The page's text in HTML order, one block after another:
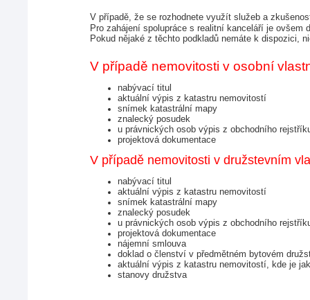
V případě, že se rozhodnete využít služeb a
Pro zahájení spolupráce s realitní kanceláří je
Pokud nějaké z těchto podkladů nemáte k dispozici,
V případě nemovitosti v osobní
nabývací titul
aktuální výpis z katastru nemovitostí
snímek katastrální mapy
znalecký posudek
u právnických osob výpis z obchodního
projektová dokumentace
V případě nemovitosti v družstevním
nabývací titul
aktuální výpis z katastru nemovitostí
snímek katastrální mapy
znalecký posudek
u právnických osob výpis z obchodního
projektová dokumentace
nájemní smlouva
doklad o členství v předmětném bytovém
aktuální výpis z katastru nemovitostí, kde je
stanovy družstva